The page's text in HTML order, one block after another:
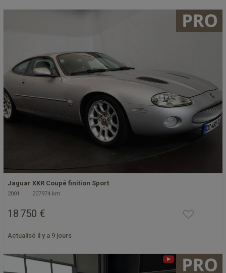
Jaguar XKR Coupé finition Sport
2001 207974 km
18 750 €
Actualisé il y a 9 jours